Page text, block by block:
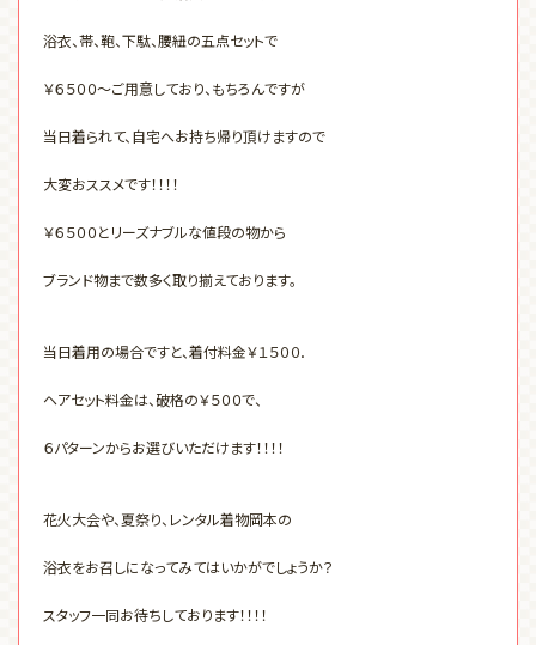
浴衣、帯、鞄、下駄、腰紐の五点セットで
￥６５００～ご用意しており、もちろんですが
当日着られて、自宅へお持ち帰り頂けますので
大変おススメです！！！！
￥６５００とリーズナブルな値段の物から
ブランド物まで数多く取り揃えております。
当日着用の場合ですと、着付料金￥１５００．
ヘアセット料金は、破格の￥５００で、
６パターンからお選びいただけます！！！！
花火大会や、夏祭り、レンタル着物岡本の
浴衣をお召しになってみてはいかがでしょうか？
スタッフ一同お待ちしております！！！！